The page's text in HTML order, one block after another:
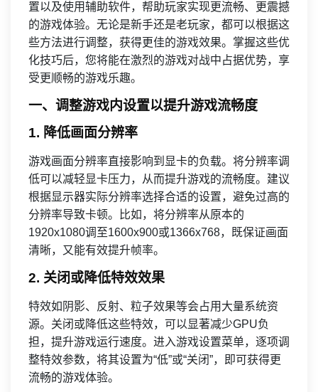
置以及使用辅助软件，帮助玩家实现更流畅、更震撼
的游戏体验。无论是新手还是老玩家，都可以根据这
些方法进行调整，获得更佳的游戏效果。掌握这些优
化技巧后，您将能在激烈的游戏对战中占据优势，享
受更顺畅的游戏乐趣。
一、调整游戏内设置以提升游戏流畅度
1. 降低画面分辨率
游戏画面分辨率直接影响到显卡的负载。将分辨率调
低可以减轻显卡压力，从而提升游戏的流畅度。建议
根据显示器实际分辨率选择合适的设置，避免过高的
分辨率导致卡顿。比如，将分辨率从原本的
1920x1080调至1600x900或1366x768，既保证画面
清晰，又能有效提升帧率。
2. 关闭或降低特效效果
特效如阴影、反射、粒子效果等会占用大量系统资
源。关闭或降低这些特效，可以显著减少GPU负
担，提升游戏运行速度。进入游戏设置菜单，逐项调
整特效参数，将其设置为“低”或“关闭”，即可获得更
流畅的游戏体验。